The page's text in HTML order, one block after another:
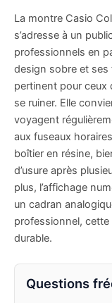
La montre Casio
s’adresse à un
professionnels en
design sobre et
pertinent pour ceux
se ruiner. Elle
voyagent
aux fuseaux
boîtier en résine,
d’usure après
plus, l’affichage
un cadran
professionnel,
durable.
Questions